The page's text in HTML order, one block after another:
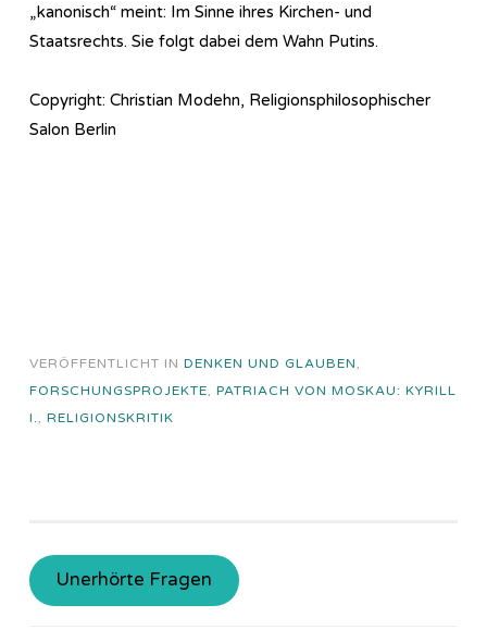
„kanonisch“ meint: Im Sinne ihres Kirchen- und
Staatsrechts. Sie folgt dabei dem Wahn Putins.
Copyright: Christian Modehn, Religionsphilosophischer
Salon Berlin
VERÖFFENTLICHT IN DENKEN UND GLAUBEN,
FORSCHUNGSPROJEKTE, PATRIACH VON MOSKAU: KYRILL
I., RELIGIONSKRITIK
Unerhörte Fragen